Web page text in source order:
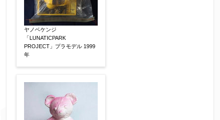
▼
お名前 【必須】
フリガナ 【任意】
ヤノベケンジ
「LUNATICPARK
PROJECT」プラモデル 1999
年